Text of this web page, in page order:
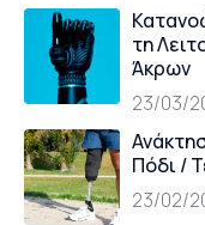
τη
Άκρων
23/03/
Πόδι /
23/02/